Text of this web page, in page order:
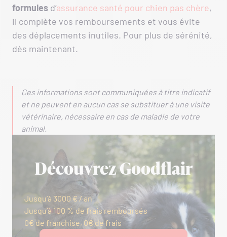
formules d’assurance santé pour chien pas chère,
il complète vos remboursements et vous évite
des déplacements inutiles. Pour plus de sérénité,
dès maintenant.
Ces informations sont communiquées à titre indicatif
et ne peuvent en aucun cas se substituer à une visite
vétérinaire, nécessaire en cas de maladie de votre
animal.
Découvrez Goodflair
Jusqu’à 3000 € / an
Jusqu’à 100 % de frais remboursés
0€ de franchise, 0€ de frais